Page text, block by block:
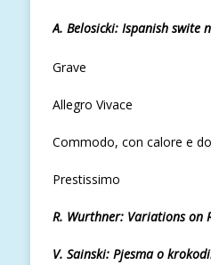
A. Belosicki: Ispanish swite
Grave
Allegro Vivace
Commodo, con calore e
Prestissimo
R. Wurthner: Variations on
V. Sainski: Pjesma o